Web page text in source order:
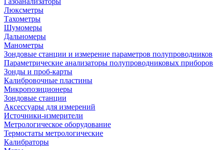
Люксметры
Тахометры
Шумомеры
Дальномеры
Манометры
Зондовые станции и измерение параметров полупроводников
Параметрические анализаторы полупроводниковых приборов
Зонды и проб-карты
Калибровочные пластины
Микропозиционеры
Зондовые станции
Аксессуары для измерений
Источники-измерители
Метрологическое оборудование
Термостаты метрологические
Калибраторы